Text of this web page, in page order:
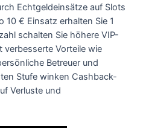
Echtgeldeinsätze auf Slots
10 € Einsatz erhalten Sie 1
schalten Sie höhere VIP-
verbesserte Vorteile wie
Betreuer und
Stufe winken Cashback-
Verluste und